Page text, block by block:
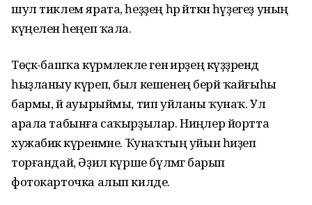
шул тиклем ярата, һеҙҙең һәр әйткән һүҙегеҙ уның
күңеленә һеңеп ҡала.
Төҫкә-башҡа күрмәлекле генә ирҙең күҙҙәрендә
һыҙланыу күреп, был кешенең берәй ҡайғыһы
бармы, йә ауырыймы, тип уйланы ҡунаҡ. Ул
арала табынға саҡырҙылар. Ниңәлер йортта
хужабикә күренмәне. Ҡунаҡтың уйын һиҙеп
торғандай, Әҙилә күрше бүлмәгә барып
фотокарточка алып килде.